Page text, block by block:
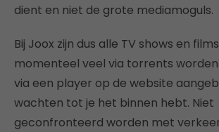
dient en niet de grote mediamoguls.
Bij Joox zijn dus alle TV shows en
momenteel veel via torrents
via een player op de website
wachten tot je het binnen hebt. Niet
geconfronteerd worden met